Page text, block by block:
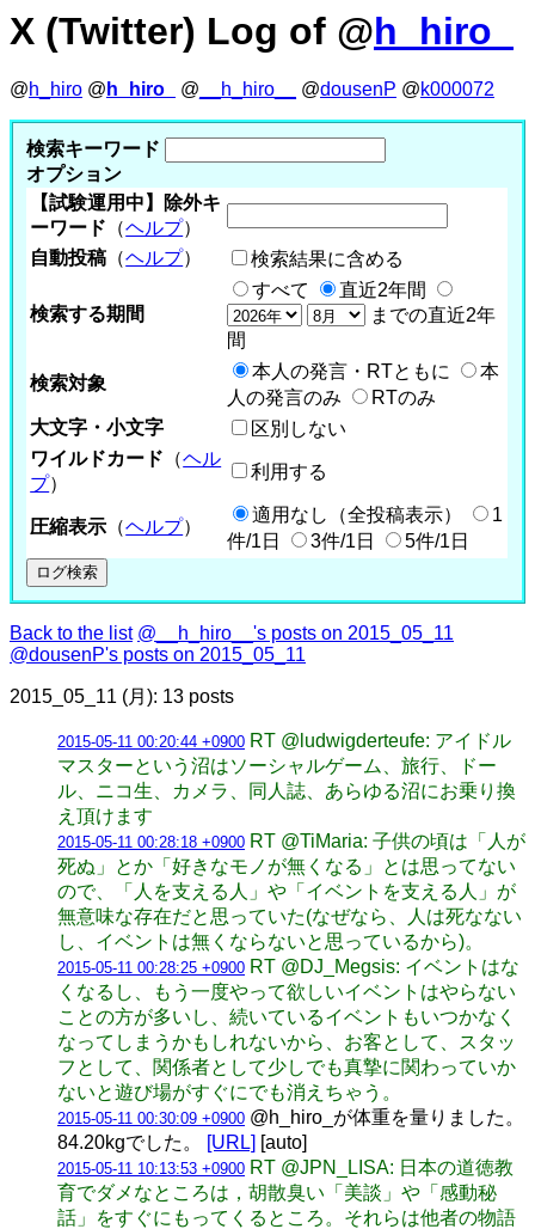
X (Twitter) Log of @h_hiro_
@h_hiro @ h_hiro_ @ __h_hiro__ @dousenP @k000072
検索キーワード
オプション
【試験運用中】除外キ
ーワード （ヘルプ）
自動投稿 （ヘルプ） 検索結果に含める
検索する期間
すべて
直近2年間
までの直近2年
間
検索対象
本人の発言・RTともに
本
人の発言のみ
RTのみ
大文字・小文字
区別しない
ワイルドカード （ヘル
プ）
利用する
圧縮表示 （ヘルプ）
適用なし（全投稿表示）
1
件/1日
3件/1日 5件/1日
Back to the list @__h_hiro__'s posts on 2015_05_11
@dousenP's posts on 2015_05_11
2015_05_11 (月): 13 posts
2015-05-11 00:20:44 +0900 RT @ludwigderteufe: アイドル
マスターという沼はソーシャルゲーム、旅行、ドー
ル、ニコ生、カメラ、同人誌、あらゆる沼にお乗り換
え頂けます
2015-05-11 00:28:18 +0900 RT @TiMaria: 子供の頃は「人が
死ぬ」とか「好きなモノが無くなる」とは思ってない
ので、「人を支える人」や「イベントを支える人」が
無意味な存在だと思っていた(なぜなら、人は死なない
し、イベントは無くならないと思っているから)。
2015-05-11 00:28:25 +0900 RT @DJ_Megsis: イベントはな
くなるし、もう一度やって欲しいイベントはやらない
ことの方が多いし、続いているイベントもいつかなく
なってしまうかもしれないから、お客として、スタッ
フとして、関係者として少しでも真摯に関わっていか
ないと遊び場がすぐにでも消えちゃう。
2015-05-11 00:30:09 +0900 @h_hiro_が体重を量りました。
84.20kgでした。
[URL] [auto]
2015-05-11 10:13:53 +0900 RT @JPN_LISA: 日本の道徳教
育でダメなところは，胡散臭い「美談」や「感動秘
話」をすぐにもってくるところ。それらは他者の物語